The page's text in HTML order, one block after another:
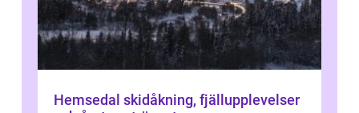
Hemsedal skidåkning, fjällupplevelser